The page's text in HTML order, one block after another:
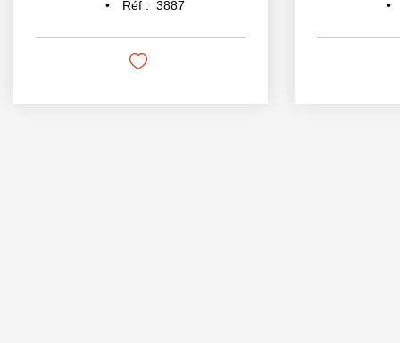
Réf : 3887